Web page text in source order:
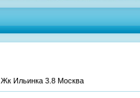
Жк Ильинка 3.8 Москва